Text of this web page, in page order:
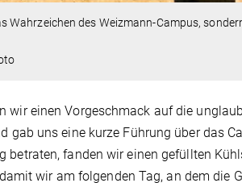
Wahrzeichen des Weizmann-Campus,
wir einen Vorgeschmack auf die
gab uns eine kurze Führung über das
betraten, fanden wir einen gefüllten
wir am folgenden Tag, an dem die